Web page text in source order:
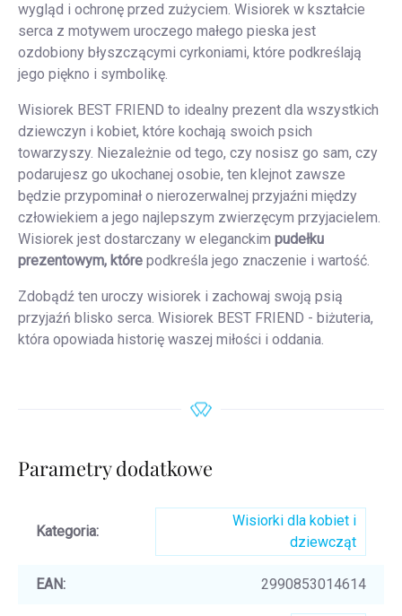
wygląd i ochronę przed zużyciem. Wisiorek w kształcie
serca z motywem uroczego małego pieska jest
ozdobiony błyszczącymi cyrkoniami, które podkreślają
jego piękno i symbolikę.
Wisiorek BEST FRIEND to idealny prezent dla wszystkich
dziewczyn i kobiet, które kochają swoich psich
towarzyszy. Niezależnie od tego, czy nosisz go sam, czy
podarujesz go ukochanej osobie, ten klejnot zawsze
będzie przypominał o nierozerwalnej przyjaźni między
człowiekiem a jego najlepszym zwierzęcym przyjacielem.
Wisiorek jest dostarczany w eleganckim pudełku
prezentowym, które podkreśla jego znaczenie i wartość.
Zdobądź ten uroczy wisiorek i zachowaj swoją psią
przyjaźń blisko serca. Wisiorek BEST FRIEND - biżuteria,
która opowiada historię waszej miłości i oddania.
Parametry dodatkowe
Kategoria:
Wisiorki dla kobiet i
dziewcząt
EAN: 2990853014614